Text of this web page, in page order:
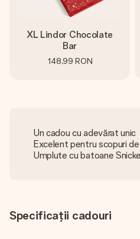
XL Lindor Chocolate
Bar
148,99 RON
Un cadou cu adevărat unic
Excelent pentru scopuri
Umplute cu batoane
Specificații cadouri